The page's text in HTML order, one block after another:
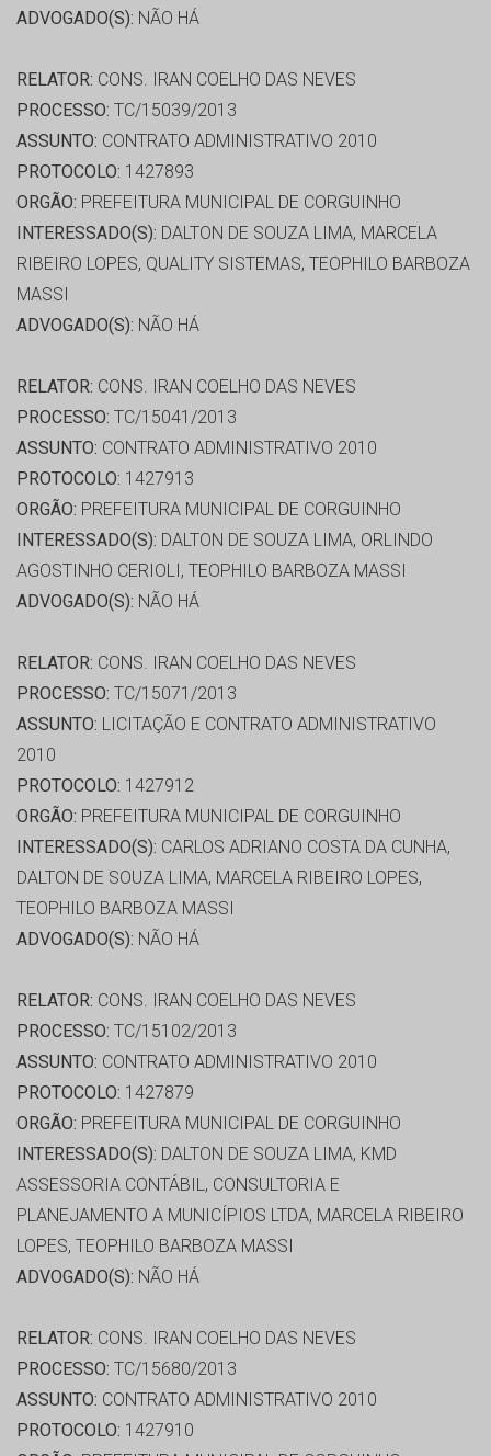
ADVOGADO(S): NÃO HÁ
RELATOR: CONS. IRAN COELHO DAS NEVES
PROCESSO: TC/15039/2013
ASSUNTO: CONTRATO ADMINISTRATIVO 2010
PROTOCOLO: 1427893
ORGÃO: PREFEITURA MUNICIPAL DE CORGUINHO
INTERESSADO(S): DALTON DE SOUZA LIMA, MARCELA
RIBEIRO LOPES, QUALITY SISTEMAS, TEOPHILO BARBOZA
MASSI
ADVOGADO(S): NÃO HÁ
RELATOR: CONS. IRAN COELHO DAS NEVES
PROCESSO: TC/15041/2013
ASSUNTO: CONTRATO ADMINISTRATIVO 2010
PROTOCOLO: 1427913
ORGÃO: PREFEITURA MUNICIPAL DE CORGUINHO
INTERESSADO(S): DALTON DE SOUZA LIMA, ORLINDO
AGOSTINHO CERIOLI, TEOPHILO BARBOZA MASSI
ADVOGADO(S): NÃO HÁ
RELATOR: CONS. IRAN COELHO DAS NEVES
PROCESSO: TC/15071/2013
ASSUNTO: LICITAÇÃO E CONTRATO ADMINISTRATIVO
2010
PROTOCOLO: 1427912
ORGÃO: PREFEITURA MUNICIPAL DE CORGUINHO
INTERESSADO(S): CARLOS ADRIANO COSTA DA CUNHA,
DALTON DE SOUZA LIMA, MARCELA RIBEIRO LOPES,
TEOPHILO BARBOZA MASSI
ADVOGADO(S): NÃO HÁ
RELATOR: CONS. IRAN COELHO DAS NEVES
PROCESSO: TC/15102/2013
ASSUNTO: CONTRATO ADMINISTRATIVO 2010
PROTOCOLO: 1427879
ORGÃO: PREFEITURA MUNICIPAL DE CORGUINHO
INTERESSADO(S): DALTON DE SOUZA LIMA, KMD
ASSESSORIA CONTÁBIL, CONSULTORIA E
PLANEJAMENTO A MUNICÍPIOS LTDA, MARCELA RIBEIRO
LOPES, TEOPHILO BARBOZA MASSI
ADVOGADO(S): NÃO HÁ
RELATOR: CONS. IRAN COELHO DAS NEVES
PROCESSO: TC/15680/2013
ASSUNTO: CONTRATO ADMINISTRATIVO 2010
PROTOCOLO: 1427910